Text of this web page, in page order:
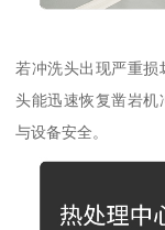
若冲洗头出现严重损
头能迅速恢复凿岩机
与设备安全。